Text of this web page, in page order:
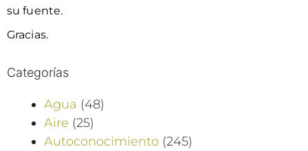
su fuente.
Gracias.
Categorías
Agua (48)
Aire (25)
Autoconocimiento (245)